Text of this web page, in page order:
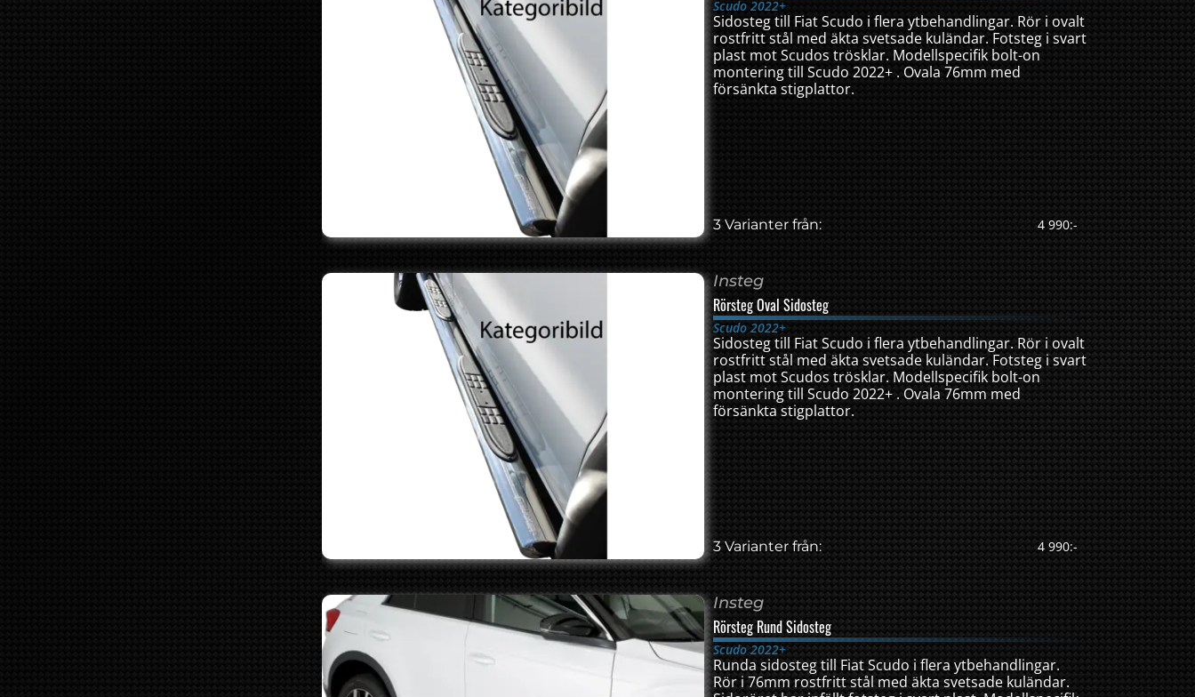
Scudo 2022+
Sidosteg till Fiat Scudo i flera ytbehandlingar. Rör i ovalt
rostfritt stål med äkta svetsade kuländar. Fotsteg i svart
plast mot Scudos trösklar. Modellspecifik bolt-on
montering till Scudo 2022+ . Ovala 76mm med
försänkta stigplattor.
3 Varianter från: 4 990:-
Insteg
Rörsteg Oval Sidosteg
Scudo 2022+
Sidosteg till Fiat Scudo i flera ytbehandlingar. Rör i ovalt
rostfritt stål med äkta svetsade kuländar. Fotsteg i svart
plast mot Scudos trösklar. Modellspecifik bolt-on
montering till Scudo 2022+ . Ovala 76mm med
försänkta stigplattor.
3 Varianter från: 4 990:-
Insteg
Rörsteg Rund Sidosteg
Scudo 2022+
Runda sidosteg till Fiat Scudo i flera ytbehandlingar.
Rör i 76mm rostfritt stål med äkta svetsade kuländar.